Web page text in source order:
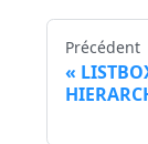
Précédent